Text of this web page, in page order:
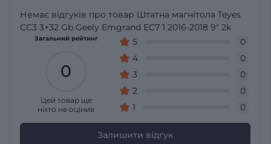
Немає відгуків про товар Штатна магнітола Teyes
CC3 3+32 Gb Geely Emgrand EC7 1 2016-2018 9" 2k
Загальний рейтинг
0
Цей товар ще
ніхто не оцінив
5
0
4
0
3
0
2
0
1
0
Залишити відгук